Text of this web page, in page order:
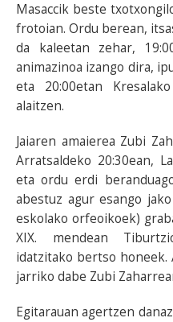
Masaccik beste
frotoian. Ordu berean,
da kaleetan zehar,
animazinoa izango dira,
eta 20:00etan
alaitzen.
Jaiaren amaierea Zubi
Arratsaldeko 20:30ean,
eta ordu erdi
abestuz agur esango
eskolako orfeoikoek)
XIX. mendean
idatzitako bertso
jarriko dabe Zubi
Egitarauan agertzen